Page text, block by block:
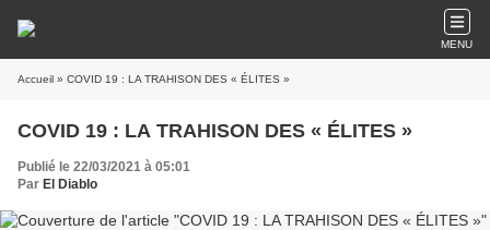
MENU
Accueil » COVID 19 : LA TRAHISON DES « ÉLITES »
COVID 19 : LA TRAHISON DES « ÉLITES »
Publié le 22/03/2021 à 05:01
Par El Diablo